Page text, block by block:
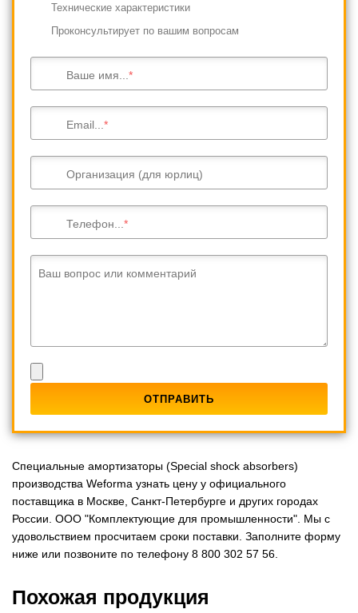
Технические характеристики
Проконсультирует по вашим вопросам
Ваше имя...
Email...
Организация (для юрлиц)
Телефон...
Ваш вопрос или комментарий
Специальные амортизаторы (Special shock absorbers)
производства Weforma узнать цену у официального
поставщика в Москве, Санкт-Петербурге и других городах
России. ООО "Комплектующие для промышленности". Мы с
удовольствием просчитаем сроки поставки. Заполните форму
ниже или позвоните по телефону 8 800 302 57 56.
Похожая продукция